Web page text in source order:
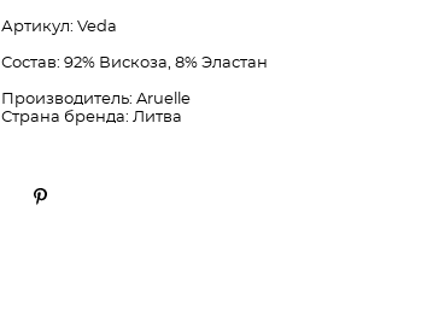
Артикул: Veda
Состав: 92% Вискоза, 8% Эластан
Производитель: Aruelle
Страна бренда: Литва